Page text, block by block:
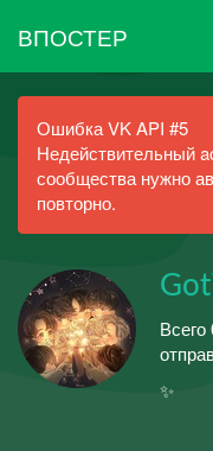
ВПОСТЕР
Ошибка VK API #5
Недействительный
сообщества нужно
повторно.
✨